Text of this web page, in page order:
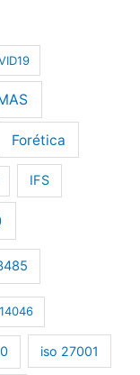
Forética
IFS
iso 27001